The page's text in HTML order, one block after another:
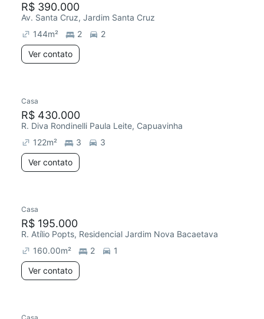
R$ 390.000
Av. Santa Cruz, Jardim Santa Cruz
144m² 2
2
Ver contato
Casa
R$ 430.000
R. Diva Rondinelli Paula Leite, Capuavinha
122m² 3
3
Ver contato
Casa
R$ 195.000
R. Atílio Popts, Residencial Jardim Nova Bacaetava
160.00m² 2
1
Ver contato